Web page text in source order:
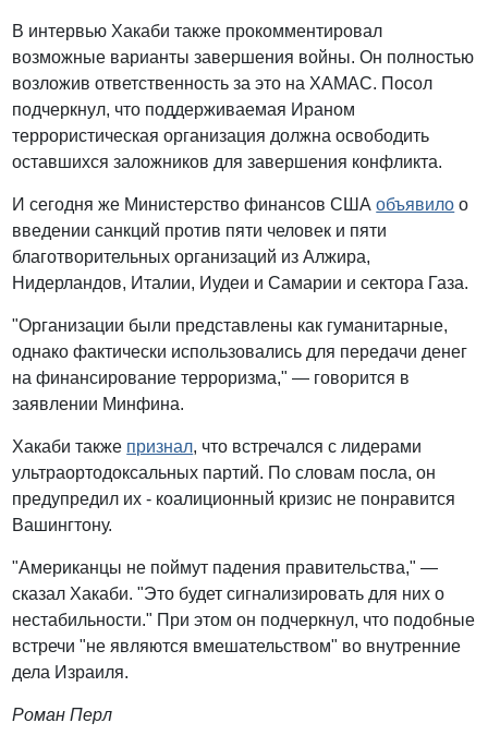
В интервью Хакаби также прокомментировал
возможные варианты завершения войны. Он полностью
возложив ответственность за это на ХАМАС. Посол
подчеркнул, что поддерживаемая Ираном
террористическая организация должна освободить
оставшихся заложников для завершения конфликта.
И сегодня же Министерство финансов СШАобъявило о
введении санкций против пяти человек и пяти
благотворительных организаций из Алжира,
Нидерландов, Италии, Иудеи и Самарии и сектора Газа.
"Организации были представлены как гуманитарные,
однако фактически использовались для передачи денег
на финансирование терроризма," — говорится в
заявлении Минфина.
Хакаби также признал, что встречался с лидерами
ультраортодоксальных партий. По словам посла, он
предупредил их - коалиционный кризис не понравится
Вашингтону.
"Американцы не поймут падения правительства," —
сказал Хакаби. "Это будет сигнализировать для них о
нестабильности." При этом он подчеркнул, что подобные
встречи "не являются вмешательством" во внутренние
дела Израиля.
Роман Перл